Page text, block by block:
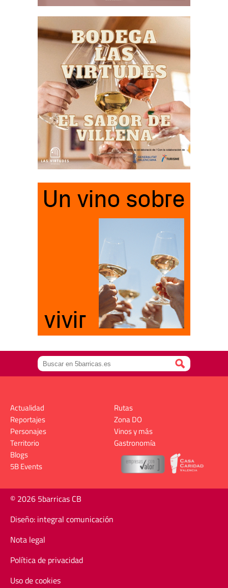
Actualidad
Reportajes
Personajes
Territorio
Rutas
Zona DO
Vinos y más
Gastronomía
Blogs
5B Events
© 2026 5barricas CB
Diseño: integral comunicación
Nota legal
Política de privacidad
Uso de cookies